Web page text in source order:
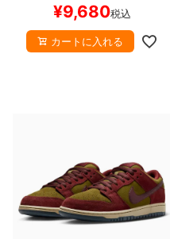
¥9,680税込
カートに入れる